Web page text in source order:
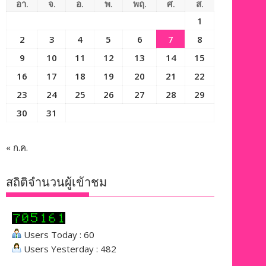
อา. จ. อ. พ. พฤ. ศ.
ส.
1
2
3 4 5 6 7
8
9
10 11 12 13 14
15
16
17 18 19 20 21
22
23
24 25 26 27 28
29
30
31
« ก.ค.
สถิติจำนวนผู้เข้าชม
Users Today : 60
Users Yesterday : 482